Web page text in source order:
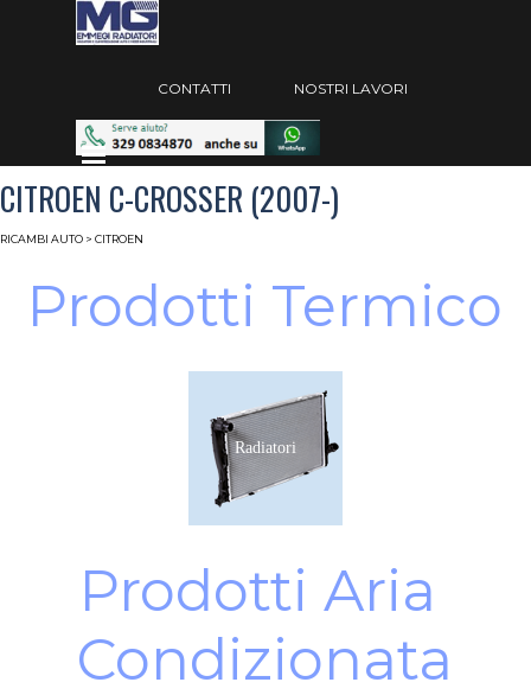
Vai ai contenuti
Salta menù
CONTATTI NOSTRI LAVORI
Salta menù
CITROEN C-CROSSER (2007-)
RICAMBI AUTO > CITROEN
Prodotti Termico
Radiatori
Prodotti Aria
Condizionata